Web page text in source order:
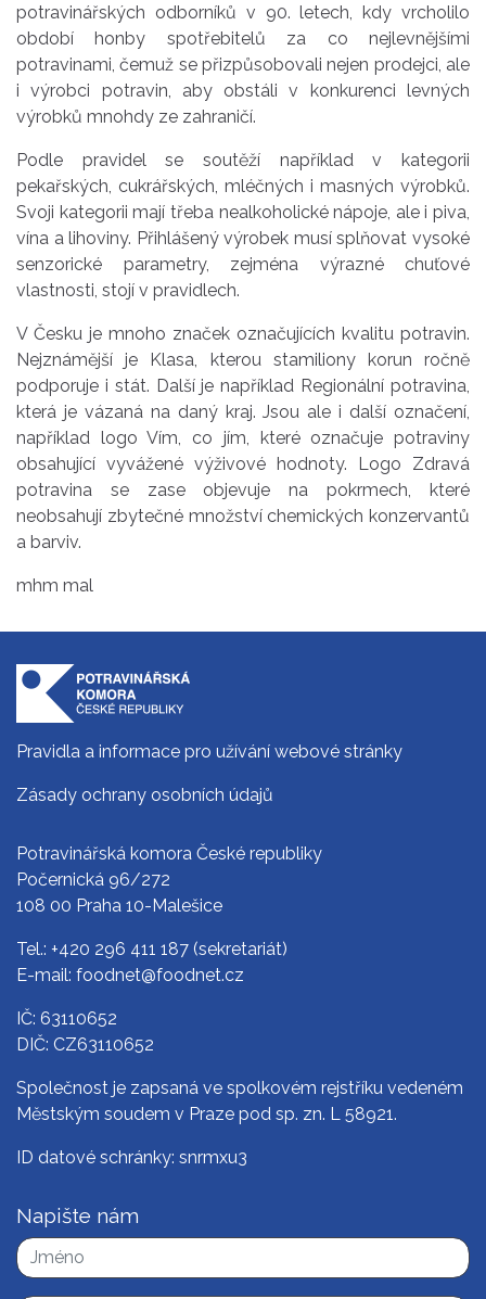
potravinářských odborníků v 90. letech, kdy vrcholilo
období honby spotřebitelů za co nejlevnějšími
potravinami, čemuž se přizpůsobovali nejen prodejci, ale
i výrobci potravin, aby obstáli v konkurenci levných
výrobků mnohdy ze zahraničí.
Podle pravidel se soutěží například v kategorii
pekařských, cukrářských, mléčných i masných výrobků.
Svoji kategorii mají třeba nealkoholické nápoje, ale i piva,
vína a lihoviny. Přihlášený výrobek musí splňovat vysoké
senzorické parametry, zejména výrazné chuťové
vlastnosti, stojí v pravidlech.
V Česku je mnoho značek označujících kvalitu potravin.
Nejznámější je Klasa, kterou stamiliony korun ročně
podporuje i stát. Další je například Regionální potravina,
která je vázaná na daný kraj. Jsou ale i další označení,
například logo Vím, co jím, které označuje potraviny
obsahující vyvážené výživové hodnoty. Logo Zdravá
potravina se zase objevuje na pokrmech, které
neobsahují zbytečné množství chemických konzervantů
a barviv.
mhm mal
Pravidla a informace pro užívání webové stránky
Zásady ochrany osobních údajů
Potravinářská komora České republiky
Počernická 96/272
108 00 Praha 10-Malešice
Tel.: +420 296 411 187 (sekretariát)
E-mail: foodnet@foodnet.cz
IČ: 63110652
DIČ: CZ63110652
Společnost je zapsaná ve spolkovém rejstříku vedeném
Městským soudem v Praze pod sp. zn. L 58921.
ID datové schránky: snrmxu3
Napište nám